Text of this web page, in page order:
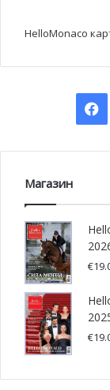
HelloMonaco
Магазин
€
€